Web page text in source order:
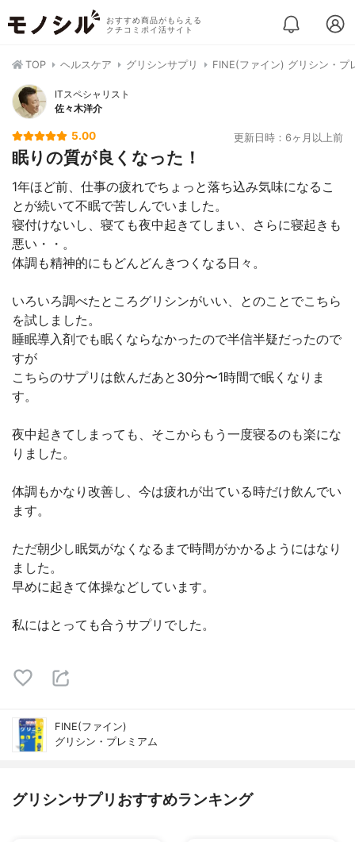
おすすめ商品がもらえる
クチコミポイ活サイト
TOP ヘルスケア グリシンサプリ FINE(ファイン) グリシン・プ
ITスペシャリスト
佐々木洋介
5.00 更新日時：6ヶ月以上前
眠りの質が良くなった！
1年ほど前、仕事の疲れでちょっと落ち込み気味になるこ
とが続いて不眠で苦しんでいました。
寝付けないし、寝ても夜中起きてしまい、さらに寝起きも
悪い・・。
体調も精神的にもどんどんきつくなる日々。
いろいろ調べたところグリシンがいい、とのことでこちら
を試しました。
睡眠導入剤でも眠くならなかったので半信半疑だったので
すが
こちらのサプリは飲んだあと30分〜1時間で眠くなりま
す。
夜中起きてしまっても、そこからもう一度寝るのも楽にな
りました。
体調もかなり改善し、今は疲れが出ている時だけ飲んでい
ます。
ただ朝少し眠気がなくなるまで時間がかかるようにはなり
ました。
早めに起きて体操などしています。
私にはとっても合うサプリでした。
FINE(ファイン)
グリシン・プレミアム
グリシンサプリおすすめランキング